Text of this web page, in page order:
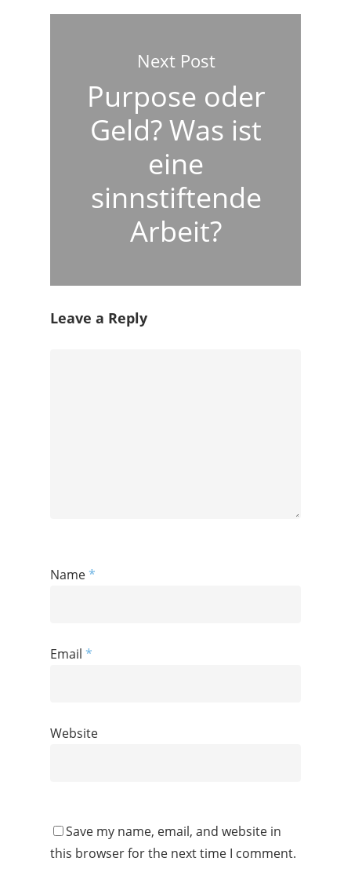
Next Post
Purpose oder
Geld? Was ist
eine
sinnstiftende
Arbeit?
Leave a Reply
Name*
Email *
Website
Save my name, email, and website in
this browser for the next time I comment.